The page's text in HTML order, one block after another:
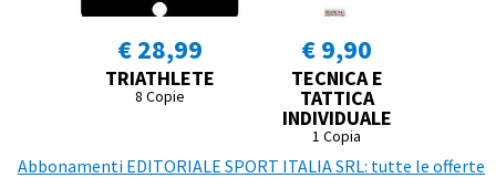
€ 28,99
TRIATHLETE
8 Copie
€ 9,90
TECNICA E
TATTICA
INDIVIDUALE
1 Copia
Abbonamenti EDITORIALE SPORT ITALIA SRL: tutte le offerte